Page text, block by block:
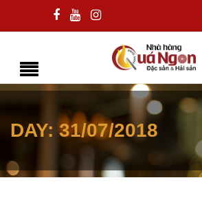
DAY:31/07/2018